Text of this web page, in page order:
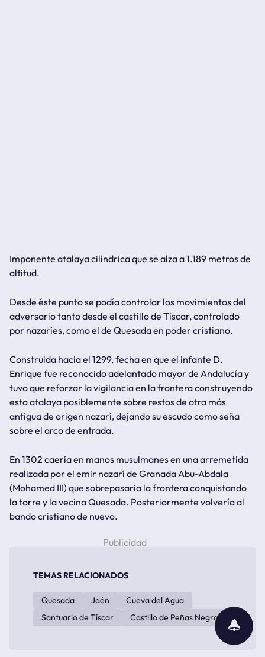
Imponente atalaya cilíndrica que se alza a 1.189 metros de
altitud.
Desde éste punto se podía controlar los movimientos del
adversario tanto desde el castillo de Tíscar, controlado
por nazaríes, como el de Quesada en poder cristiano.
Construida hacia el 1299, fecha en que el infante D.
Enrique fue reconocido adelantado mayor de Andalucía y
tuvo que reforzar la vigilancia en la frontera construyendo
esta atalaya posiblemente sobre restos de otra más
antigua de origen nazarí, dejando su escudo como seña
sobre el arco de entrada.
En 1302 caería en manos musulmanes en una arremetida
realizada por el emir nazarí de Granada Abu-Abdala
(Mohamed III) que sobrepasaria la frontera conquistando
la torre y la vecina Quesada. Posteriormente volvería al
bando cristiano de nuevo.
TEMAS RELACIONADOS
Quesada Jaén
Cueva del Agua
Santuario de Tíscar
Castillo de Peñas Negras
subscribir
notificaciones